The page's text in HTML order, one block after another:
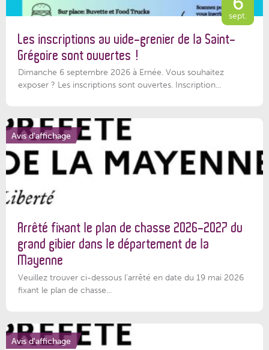
sept.
Les inscriptions au vide-grenier de la Saint-
Grégoire sont ouvertes !
Dimanche 6 septembre 2026 à Ernée. Vous souhaitez
exposer ? Les inscriptions sont ouvertes. Inscription...
Avis d'affichage
Arrêté fixant le plan de chasse 2026-2027 du
grand gibier dans le département de la
Mayenne
Veuillez trouver ci-dessous l’arrêté en date du 19 mai 2026
fixant le plan de chasse...
Avis d'affichage